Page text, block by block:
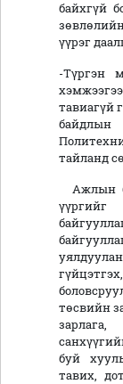
байхгүй
үүрэг
-Түргэн
тавиагүй
тайланд
Ажлын
төсвийн
буй
тавих,